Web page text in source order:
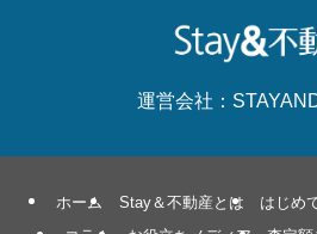
運営会社：
ホーム Stay＆不動産とは はじめ